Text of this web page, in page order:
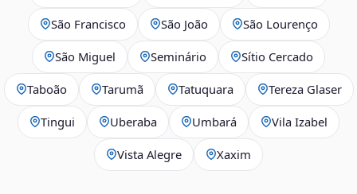
São Francisco São João São Lourenço
São Miguel Seminário Sítio Cercado
Taboão Tarumã Tatuquara Tereza Glaser
Tingui Uberaba Umbará Vila Izabel
Vista Alegre Xaxim